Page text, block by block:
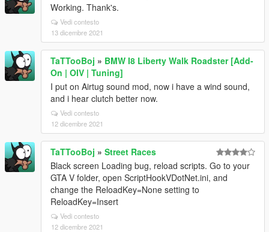
Working. Thank's.
Vedi contesto
13 dicembre 2021
TaTTooBoj » BMW I8 Liberty Walk Roadster [Add-
On | OIV | Tuning]
I put on Airtug sound mod, now i have a wind sound,
and i hear clutch better now.
Vedi contesto
12 dicembre 2021
TaTTooBoj » Street Races
Black screen Loading bug, reload scripts. Go to your
GTA V folder, open ScriptHookVDotNet.ini, and
change the ReloadKey=None setting to
ReloadKey=Insert
Vedi contesto
12 dicembre 2021